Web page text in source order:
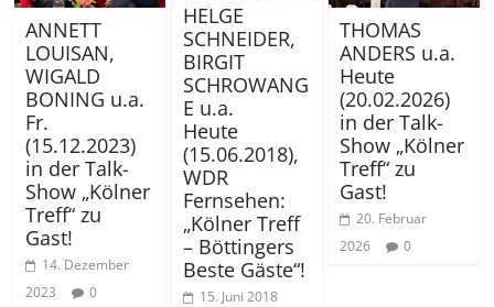
ANNETT
LOUISAN,
WIGALD
BONING u.a.
Fr.
(15.12.2023)
in der Talk-
Show „Kölner
Treff“ zu
Gast!
14. Dezember
2023
0
HELGE
SCHNEIDER,
BIRGIT
SCHROWANG
E u.a.
Heute
(15.06.2018),
WDR
Fernsehen:
„Kölner Treff
– Böttingers
Beste Gäste“!
15. Juni 2018
THOMAS
ANDERS u.a.
Heute
(20.02.2026)
in der Talk-
Show „Kölner
Treff“ zu
Gast!
20. Februar
2026
0